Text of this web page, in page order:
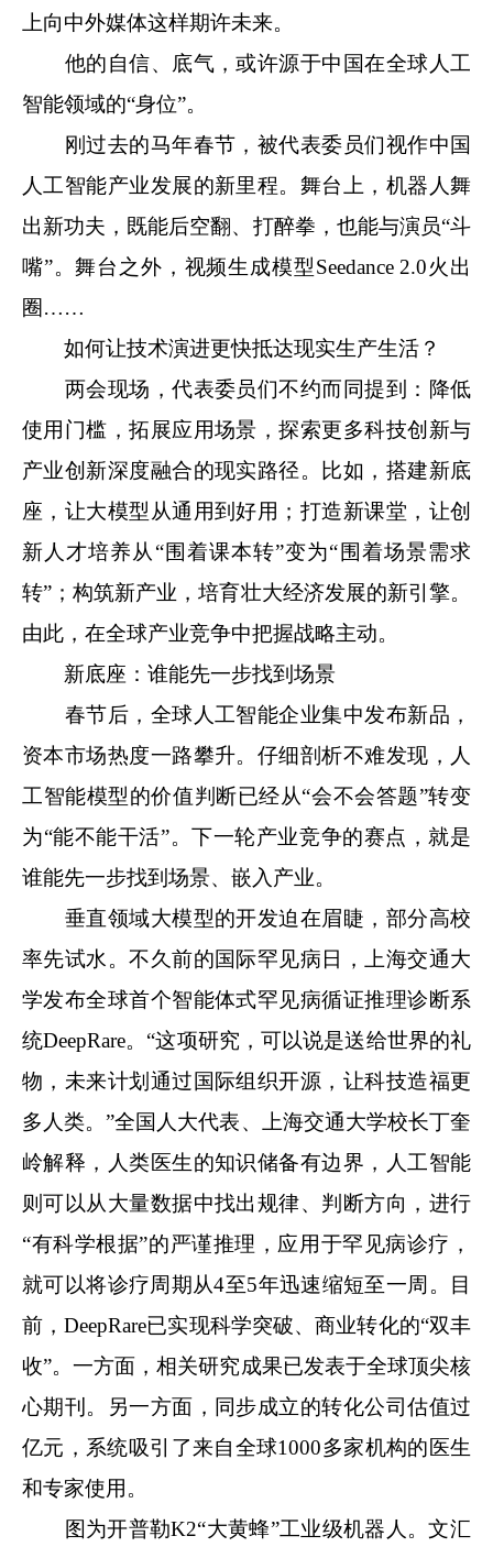
上向中外媒体这样期许未来。
他的自信、底气，或许源于中国在全球人工
智能领域的“身位”。
刚过去的马年春节，被代表委员们视作中国
人工智能产业发展的新里程。舞台上，机器人舞
出新功夫，既能后空翻、打醉拳，也能与演员“斗
嘴”。舞台之外，视频生成模型Seedance 2.0火出
圈……
如何让技术演进更快抵达现实生产生活？
两会现场，代表委员们不约而同提到：降低
使用门槛，拓展应用场景，探索更多科技创新与
产业创新深度融合的现实路径。比如，搭建新底
座，让大模型从通用到好用；打造新课堂，让创
新人才培养从“围着课本转”变为“围着场景需求
转”；构筑新产业，培育壮大经济发展的新引擎。
由此，在全球产业竞争中把握战略主动。
新底座：谁能先一步找到场景
春节后，全球人工智能企业集中发布新品，
资本市场热度一路攀升。仔细剖析不难发现，人
工智能模型的价值判断已经从“会不会答题”转变
为“能不能干活”。下一轮产业竞争的赛点，就是
谁能先一步找到场景、嵌入产业。
垂直领域大模型的开发迫在眉睫，部分高校
率先试水。不久前的国际罕见病日，上海交通大
学发布全球首个智能体式罕见病循证推理诊断系
统DeepRare。“这项研究，可以说是送给世界的礼
物，未来计划通过国际组织开源，让科技造福更
多人类。”全国人大代表、上海交通大学校长丁奎
岭解释，人类医生的知识储备有边界，人工智能
则可以从大量数据中找出规律、判断方向，进行
“有科学根据”的严谨推理，应用于罕见病诊疗，
就可以将诊疗周期从4至5年迅速缩短至一周。目
前，DeepRare已实现科学突破、商业转化的“双丰
收”。一方面，相关研究成果已发表于全球顶尖核
心期刊。另一方面，同步成立的转化公司估值过
亿元，系统吸引了来自全球1000多家机构的医生
和专家使用。
图为开普勒K2“大黄蜂”工业级机器人。文汇